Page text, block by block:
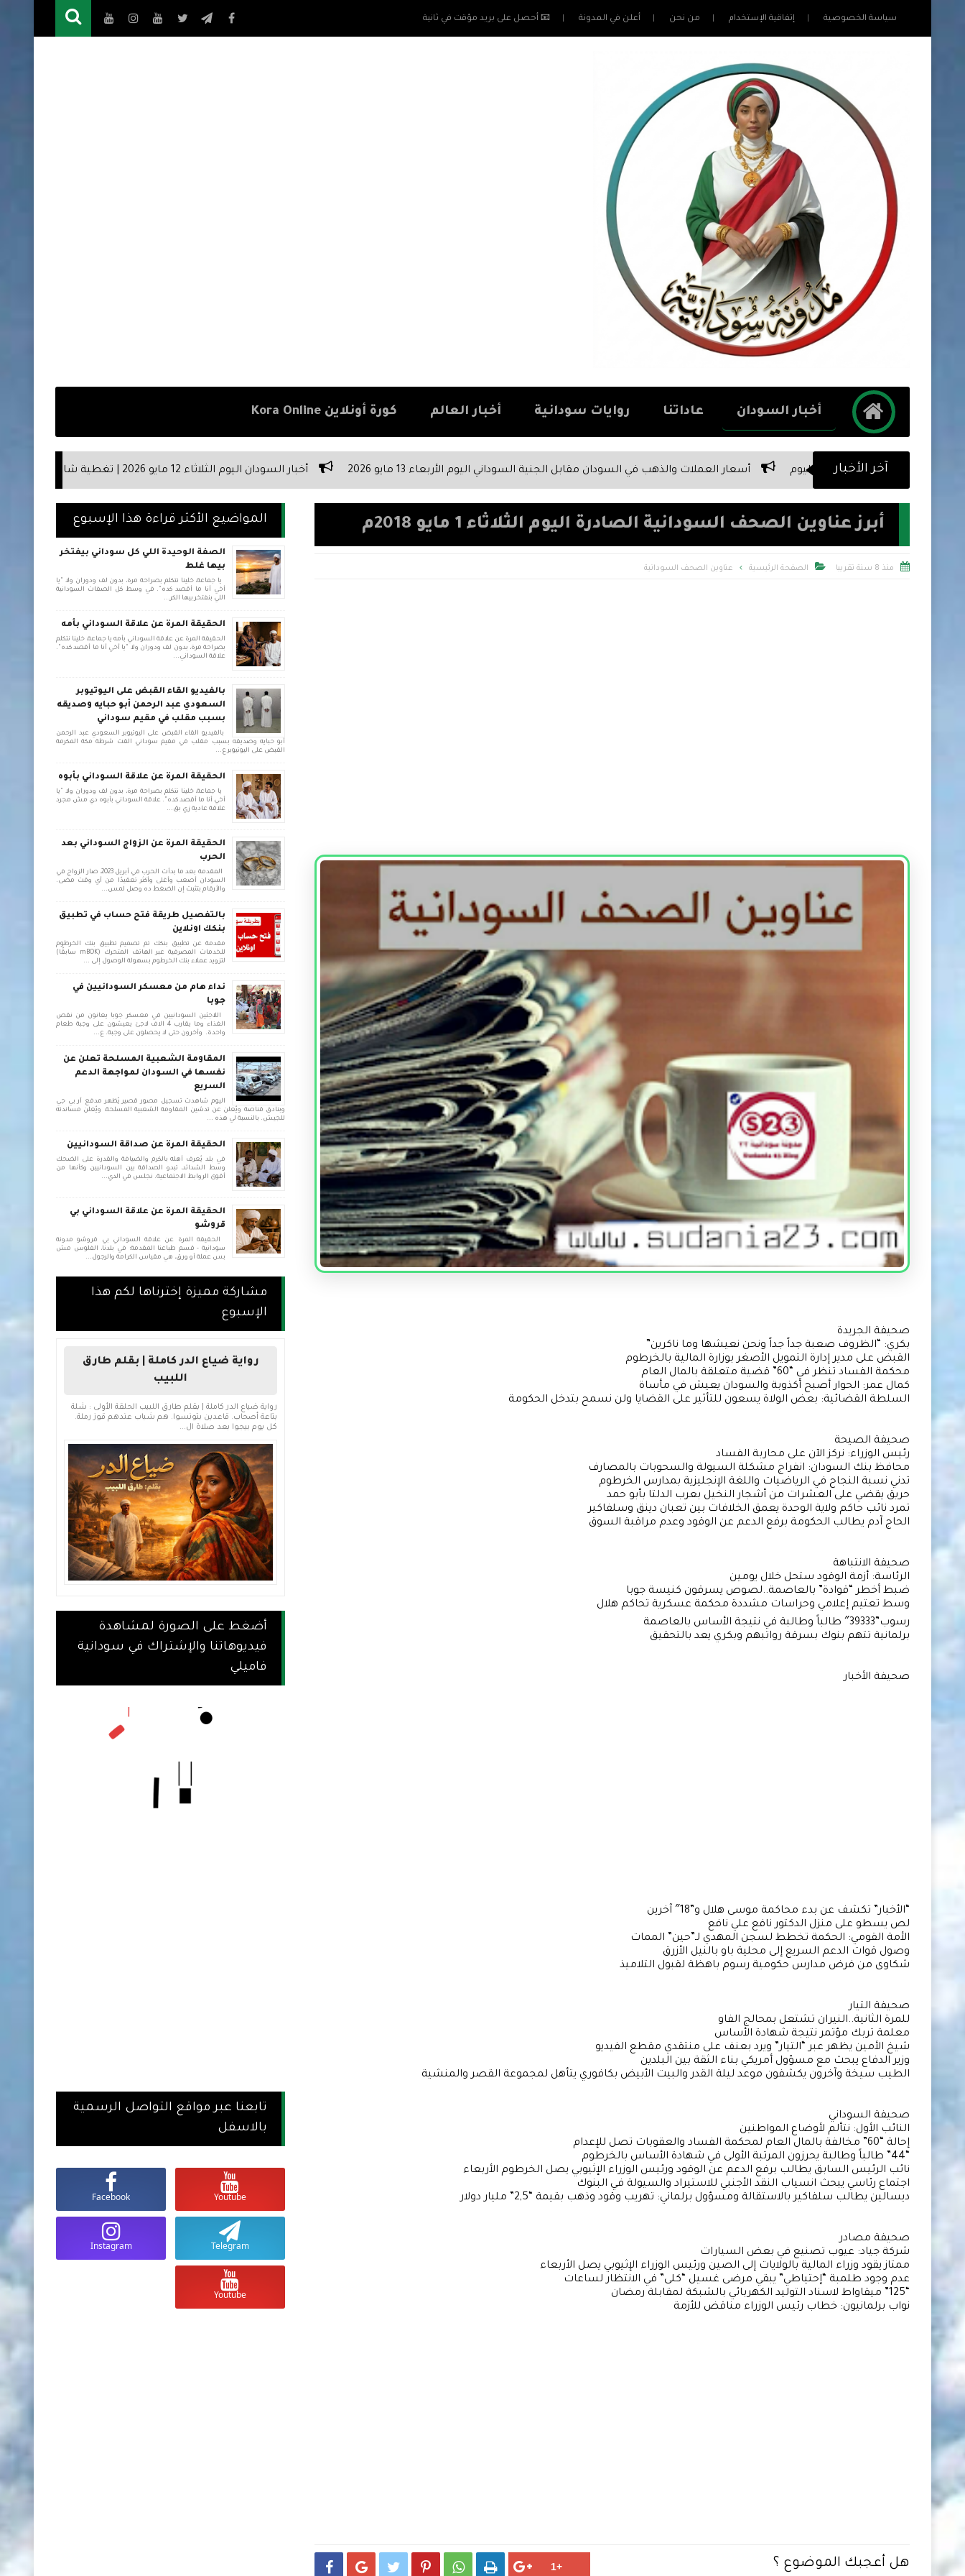
سياسة الخصوصية إتفاقية الإستخدام من نحن أعلن في المدونة 📧 أحصل على بريد مؤقت في ثانية
أخبار السودان عاداتنا روايات سودانية أخبار العالم كورة أونلاين Kora Online
آخر الأخبارأسعار العملات والذهب في السودان مقابل الجنية السوداني اليوم الأربعاء 13 مايو 2026 أخبار السودان اليوم الثلاثاء 12 مايو 2026 | تغطية شاملة لكافة الأحداث خلال اليوم
أبرز عناوين الصحف السودانية الصادرة اليوم الثلاثاء 1 مايو 2018م
 منذ 8 سنة تقريبا  الصفحة الرئيسية عناوين الصحف السودانية
صحيفة الجريدة
بكري: “الظروف صعبة جداً جداً ونحن نعيشها وما ناكرين”
القبض على مدير إدارة التمويل الأصغر بوزارة المالية بالخرطوم
محكمة الفساد تنظر في “60” قضية متعلقة بالمال العام
كمال عمر: الحوار أصبح أكذوبة والسودان يعيش في مأساة
السلطة القضائية: بعض الولاة يسعون للتأثير على القضايا ولن نسمح بتدخل الحكومة
صحيفة الصيحة
رئيس الوزراء: نركز الآن على محاربة الفساد
محافظ بنك السودان: انفراج مشكلة السيولة والسحوبات بالمصارف
تدني نسبة النجاح في الرياضيات واللغة الإنجليزية بمدارس الخرطوم
حريق يقضي على العشرات من أشجار النخيل بعرب الدلتا بأبو حمد
تمرد نائب حاكم ولاية الوحدة يعمق الخلافات بين تعبان دينق وسلفاكير
الحاج آدم يطالب الحكومة برفع الدعم عن الوقود وعدم مراقبة السوق
صحيفة الانتباهة
الرئاسة: أزمة الوقود ستحل خلال يومين
ضبط أخطر “قوادة” بالعاصمة..لصوص يسرقون كنيسة جوبا
وسط تعتيم إعلامي وحراسات مشددة محكمة عسكرية تحاكم هلال
رسوب”39333″ طالباً وطالبة في نتيجة الأساس بالعاصمة
برلمانية تتهم بنوك بسرقة رواتبهم وبكري يعد بالتحقيق
صحيفة الأخبار
“الأخبار” تكشف عن بدء محاكمة موسى هلال و”18″ آخرين
لص يسطو على منزل الدكتور نافع علي نافع
الأمة القومي: الحكمة تخطط لسجن المهدي لـ”حين” الممات
وصول قوات الدعم السريع إلى محلية باو بالنيل الأزرق
شكاوى من فرض مدارس حكومية رسوم باهظة لقبول التلاميذ
صحيفة التيار
للمرة الثانية..النيران تشتعل بمحالج الفاو
معلمة تربك مؤتمر نتيجة شهادة الأساس
شيخ الأمين يظهر عبر “التيار” ويرد بعنف على منتقدي مقطع الفيديو
وزير الدفاع يبحث مع مسؤول أمريكي بناء الثقة بين البلدين
الطيب سيخة وآخرون يكشفون موعد ليلة القدر والبيت الأبيض بكافوري يتأهل لمجموعة القصر والمنشية
صحيفة السوداني
النائب الأول: نتألم لأوضاع المواطنين
إحالة “60” مخالفة بالمال العام لمحكمة الفساد والعقوبات تصل للإعدام
نائب الرئيس السابق يطالب برفع الدعم عن الوقود ورئيس الوزراء الإثيوبي يصل الخرطوم الأربعاء
اجتماع رئاسي يبحث انسياب النقد الأجنبي للاستيراد والسيولة في البنوك
ديسالين يطالب سلفاكير بالاستقالة ومسؤول برلماني: تهريب وقود وذهب بقيمة “2,5” مليار دولار
صحيفة مصادر
شركة جياد: عيوب تصنيع في بعض السيارات
ممتاز يقود وزراء المالية بالولايات إلى الصين ورئيس الوزراء الإثيوبي يصل الأربعاء
عدم وجود طلمبة “إحتياطي” يبقي مرضى غسيل “كلى” في الانتظار لساعات
نواب برلمانيون: خطاب رئيس الوزراء مناقض للأزمة
هل أعجبك الموضوع ؟      
المواضيع الأكثر قراءة هذا الإسبوع
الصفة الوحيدة اللي كل سوداني بيفتخر
بيها غلط
يا جماعة، خلينا نتكلم بصراحة مرة، بدون لف ودوران ولا "يا
أخي أنا ما أقصد كده". في وسط كل الصفات السودانية
اللي بنفتخر بيها الكر...
الحقيقة المرة عن علاقة السوداني بأمه
الحقيقة المرة عن علاقة السوداني بأمه يا جماعة، خلينا نتكلم
بصراحة مرة، بدون لف ودوران ولا "يا أخي أنا ما أقصد كده".
علاقة السوداني...
بالفيديو القاء القبض على اليوتيوبر
السعودي عبد الرحمن أبو حبايه وصديقه
بسبب مقلب في مقيم سوداني
بالفيديو القاء القبض على اليوتيوبر السعودي عبد الرحمن
أبو حبايه وصديقه بسبب مقلب في مقيم سوداني القت شرطة مكة المكرمة
القبض على اليوتيوبر ع...
الحقيقة المرة عن علاقة السوداني بأبوه
يا جماعة، خلينا نتكلم بصراحة مرة، بدون لف ودوران ولا "يا
أخي أنا ما أقصد كده". علاقة السوداني بأبوه دي مش مجرد
علاقة عادية زي بق...
الحقيقة المرة عن الزواج السوداني بعد
الحرب
المقدمة بعد ما بدأت الحرب في أبريل 2023، صار الزواج في
السودان أصعب وأغلى وأكثر تعقيدًا من أي وقت مضى.
والأرقام بتثبت إن الضغط ده وصل لمس...
بالتفصيل طريقة فتح حساب في تطبيق
بنكك اونلاين
مقدمة عن تطبيق بنكك تم تصميم تطبيق بنك الخرطوم
للخدمات المصرفية عبر الهاتف المتحرك (mBOK سابقًا)
لتزويد عملاء بنك الخرطوم بسهولة الوصول إلى ...
نداء هام من معسكر السودانيين في
جوبا
اللاجئين السودانيين في معسكر جوبا يعانون من نقص
الغذاء وما يقارب 4 الاف لاجئ يعيشون على وجبة طعام
واحدة. وأخرون حتى لا يحصلون على وجبة. ع...
المقاومة الشعبية المسلحة تعلن عن
نفسها في السودان لمواجهة الدعم
السريع
اليوم شاهدت تسجيل مصور قصير يُظهر مدفع آر بي جي
وبنادق قناصة ويُعلن عن تدشين المقاومة الشعبية المسلحة، ويُعلن مساندته
للجيش. بالنسبة لي هذه ...
الحقيقة المرة عن صداقة السودانيين
في بلد يُعرف أهله بالكرم والضيافة والقدرة على الضحك
وسط الشدائد، تبدو الصداقة بين السودانيين وكأنها من
أقوى الروابط الاجتماعية. نجلس في الدي...
الحقيقة المرة عن علاقة السوداني بي
قروشو
الحقيقة المرة عن علاقة السوداني بي قروشو مدونة
سودانية - قسم طباعنا المقدمة: في بلدنا، الفلوس مش
بس عملة أو ورق، هي مقياس الكرامة والرجول...
مشاركة مميزة إخترناها لكم هذا
الإسبوع
رواية ضياع الدر كاملة | بقلم طارق
اللبيب
رواية ضياع الدر كاملة | بقلم طارق اللبيب الحلقة الأولى : شلة
بتاعة أصحاب. قاعدين بتونسوا. هم شباب عندهم قوز رملة.
كل يوم بيجوا بعد صلاة ال...
أضغط على الصورة لمشاهدة
فيديوهاتنا والإشتراك في سودانية
فاميلي
تابعنا عبر مواقع التواصل الرسمية
بالاسفل
Youtube
Facebook
Telegram
Instagram
Youtube